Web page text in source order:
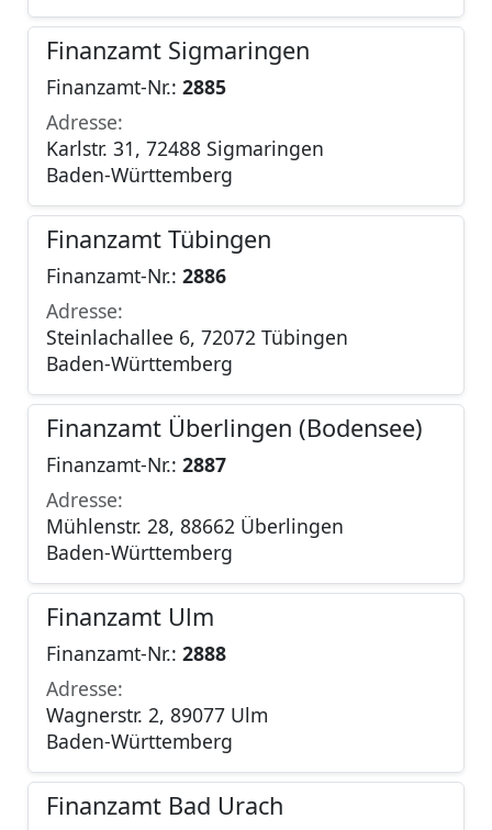
Finanzamt Sigmaringen
Finanzamt-Nr.: 2885
Adresse:
Karlstr. 31, 72488 Sigmaringen
Baden-Württemberg
Finanzamt Tübingen
Finanzamt-Nr.: 2886
Adresse:
Steinlachallee 6, 72072 Tübingen
Baden-Württemberg
Finanzamt Überlingen (Bodensee)
Finanzamt-Nr.: 2887
Adresse:
Mühlenstr. 28, 88662 Überlingen
Baden-Württemberg
Finanzamt Ulm
Finanzamt-Nr.: 2888
Adresse:
Wagnerstr. 2, 89077 Ulm
Baden-Württemberg
Finanzamt Bad Urach